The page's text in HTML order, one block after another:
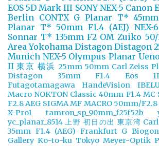
EOS 5D Mark III SONY NEX-5 Canon
Berlin CONTX G Planar T*
Planar T* 50mm F1.4 (AEJ) NEX-6
Sonnar T* 135mm F2 OM Zuiko 50/
Area Yokohama Distagon Distagon
Munich NEX-5 Olympus Planar Ueno
II 東京 横浜 25mm 50mm Carl Zeiss
Distagon 35mm F1.4
Eos
Futagotamagawa
HandeVision
Macro NOKTON Classic 40mm F1.4 MC
F2.8 AEG SIGMA MF MACRO 50mm/F2.8
X-Pro1
tamron_sp_90mm_f25f52b
yc_planar_8514 上野 初日の出 東京湾
35mm F1.4 (AEG) Frankfurt G
Gallery Ko-to-ku Tokyo Meyer-Optik